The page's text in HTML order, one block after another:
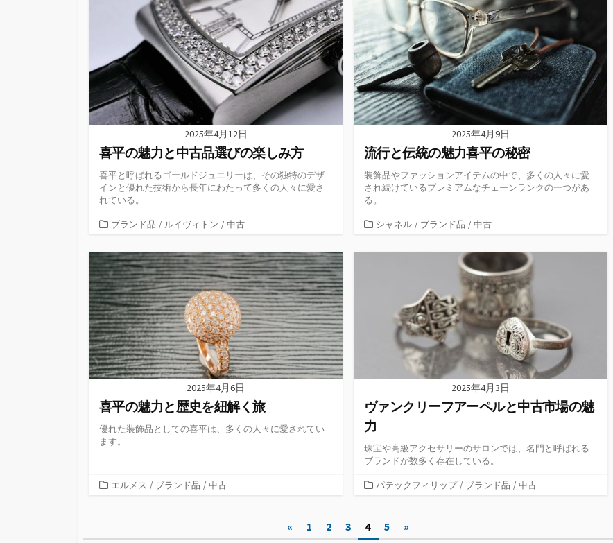
2025年4月12日
喜平の魅力と中古品選びの楽しみ方
喜平と呼ばれるゴールドジュエリーは、その独特のデザ
インと優れた技術から長年にわたって多くの人々に愛さ
れている。
カ
ゴ
リ
ー
ブランド品 / ルイヴィトン / 中古
2025年4月9日
流行と伝統の魅力喜平の秘密
装飾品やファッションアイテムの中で、多くの人々に愛
され続けているプレミアムなチェーンランクの一つがあ
る。
カ
ゴ
シャネル / ブランド品 / 中古
2025年4月6日
喜平の魅力と歴史を紐解く旅
優れた装飾品としての喜平は、多くの人々に愛されてい
ます。
カ
ー
エルメス / ブランド品 / 中古
2025年4月3日
ヴァンクリーフアーペルと中古市場の魅
力
珠宝や高級アクセサリーのサロンでは、名門と呼ばれる
ブランドが数多く存在している。
カ
ー
パテックフィリップ / ブランド品 / 中古
« 1 2 3 4 5 »